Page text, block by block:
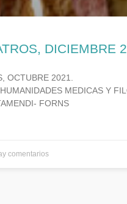
DICIEMBRE
OCTUBRE 2021.
MEDICAS Y
FORNS
comentarios